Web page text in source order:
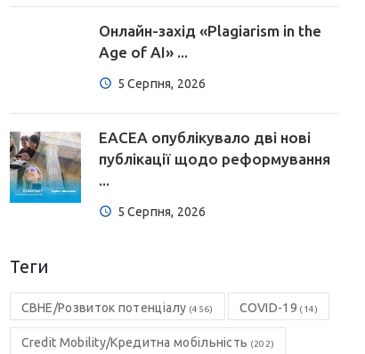
Онлайн-захід «Plagiarism in the
Age of AI» ...
5 Серпня, 2026
EACEA опублікувало дві нові
публікації щодо реформування
...
5 Серпня, 2026
Теги
CBHE/Розвиток потенціалу (456) COVID-19 (14)
Credit Mobility/Кредитна мобільність (202)